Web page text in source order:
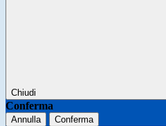
Chiudi
Conferma
Annulla Conferma